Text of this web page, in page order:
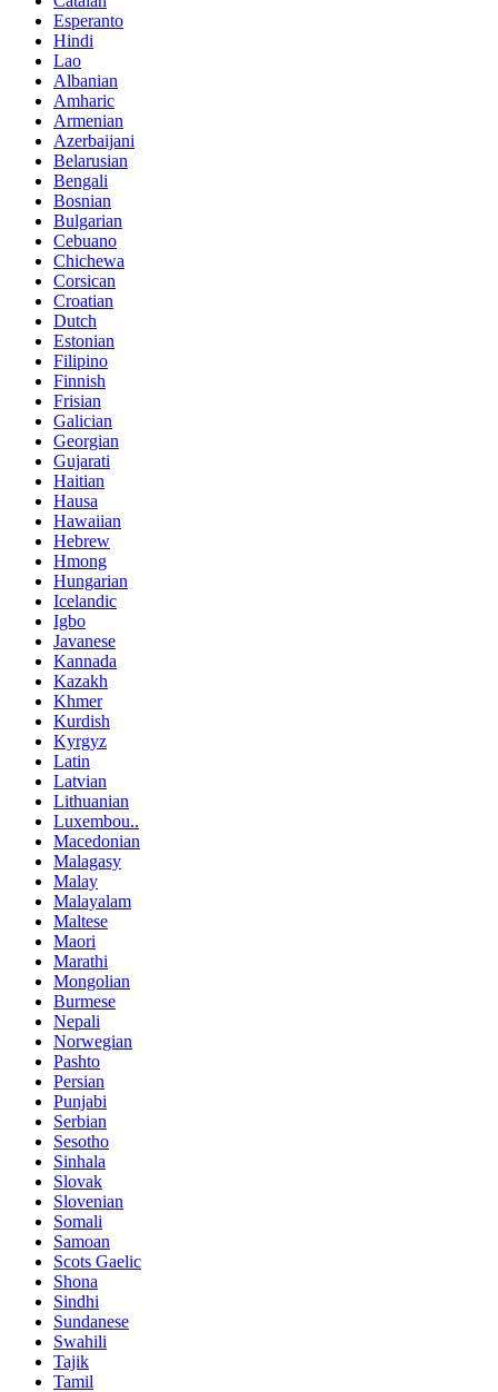
Esperanto
Hindi
Lao
Albanian
Amharic
Armenian
Azerbaijani
Belarusian
Bengali
Bosnian
Bulgarian
Cebuano
Chichewa
Corsican
Croatian
Dutch
Estonian
Filipino
Finnish
Frisian
Galician
Georgian
Gujarati
Haitian
Hausa
Hawaiian
Hebrew
Hmong
Hungarian
Icelandic
Igbo
Javanese
Kannada
Kazakh
Khmer
Kurdish
Kyrgyz
Latin
Latvian
Lithuanian
Luxembou..
Macedonian
Malagasy
Malay
Malayalam
Maltese
Maori
Marathi
Mongolian
Burmese
Nepali
Norwegian
Pashto
Persian
Punjabi
Serbian
Sesotho
Sinhala
Slovak
Slovenian
Somali
Samoan
Scots Gaelic
Shona
Sindhi
Sundanese
Swahili
Tajik
Tamil